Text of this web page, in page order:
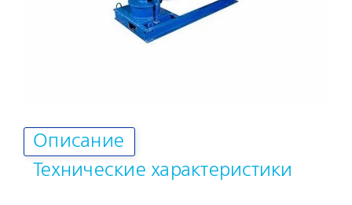
Описание
Технические характеристики